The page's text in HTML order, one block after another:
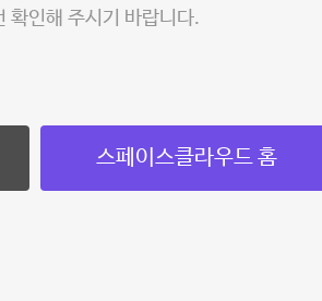
확인해 주시기 바랍니다.
스페이스클라우드 홈